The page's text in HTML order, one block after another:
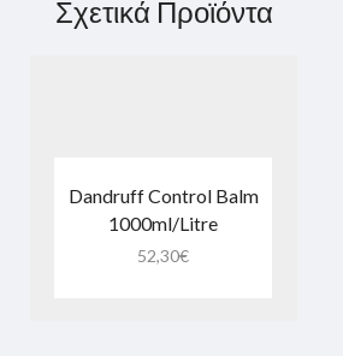
Σχετικά Προϊόντα
Dandruff Control Balm
1000ml/Litre
52,30€